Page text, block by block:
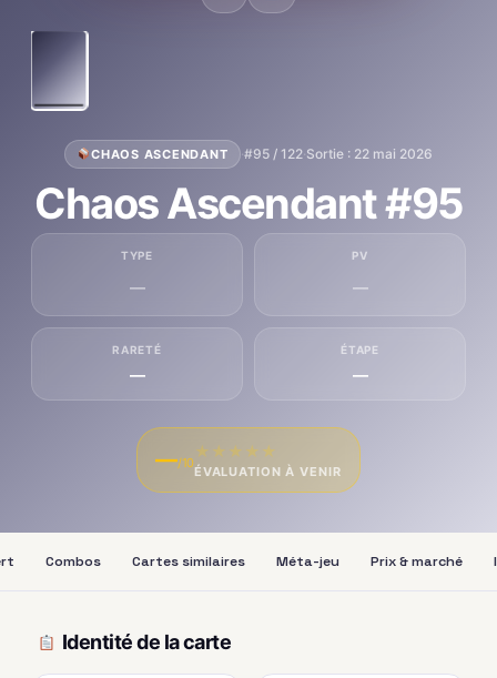
CHAOS ASCENDANT ·#95 / 122·Sortie : 22 mai 2026
Chaos Ascendant #95
TYPE
—
PV
—
RARETÉ
—
ÉTAPE
—
—/10
★ ★ ★ ★ ★
ÉVALUATION À VENIR
Combos Cartes similaires Méta-jeu Prix & marché
Identité de la carte